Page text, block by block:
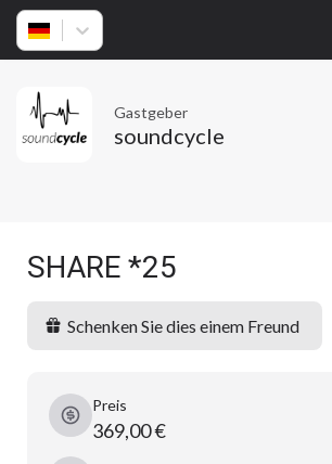
Gastgeber
soundcycle
SHARE *25
Schenken Sie dies einem Freund
Preis
369,00 €